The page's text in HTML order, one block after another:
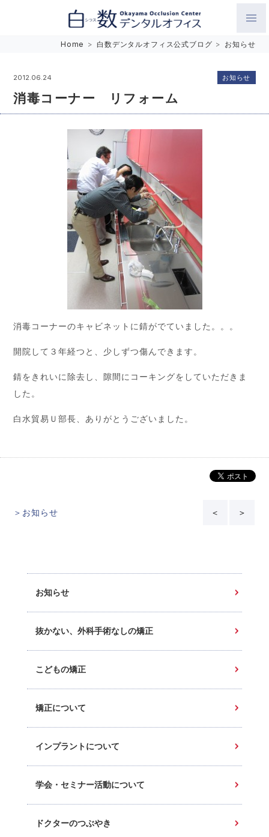
Home > 白数デンタルオフィス公式ブログ > お知らせ
2012.06.24
消毒コーナー リフォーム
お知らせ
消毒コーナーのキャビネットに錆がでていました。。。
開院して３年経つと、少しずつ傷んできます。
錆をきれいに除去し、隙間にコーキングをしていただきま
した。
白水貿易Ｕ部長、ありがとうございました。
＞お知らせ ＜ ＞
お知らせ
抜かない、外科手術なしの矯正
こどもの矯正
矯正について
インプラントについて
学会・セミナー活動について
ドクターのつぶやき